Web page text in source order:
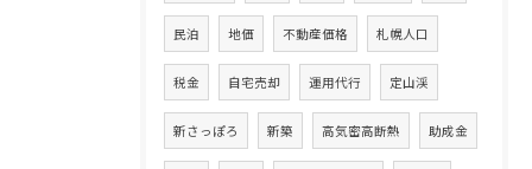
民泊 地価 不動産価格 札幌人口
税金 自宅売却 運用代行 定山渓
新さっぽろ 新築 高気密高断熱 助成金